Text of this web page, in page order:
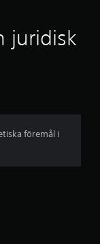
juridisk
föremål i